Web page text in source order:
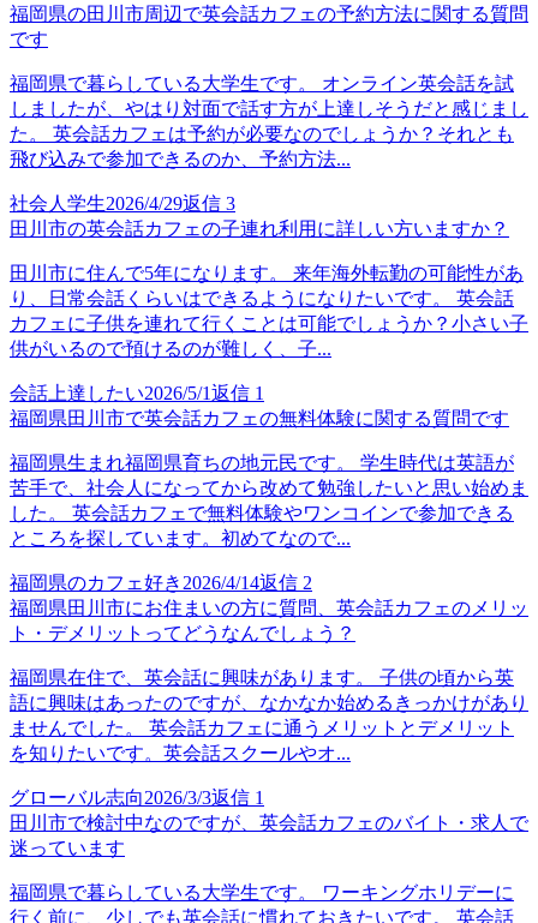
福岡県の田川市周辺で英会話カフェの予約方法に関する質問
です
福岡県で暮らしている大学生です。 オンライン英会話を試
しましたが、やはり対面で話す方が上達しそうだと感じまし
た。 英会話カフェは予約が必要なのでしょうか？それとも
飛び込みで参加できるのか、予約方法...
社会人学生2026/4/29返信 3
田川市の英会話カフェの子連れ利用に詳しい方いますか？
田川市に住んで5年になります。 来年海外転勤の可能性があ
り、日常会話くらいはできるようになりたいです。 英会話
カフェに子供を連れて行くことは可能でしょうか？小さい子
供がいるので預けるのが難しく、子...
会話上達したい2026/5/1返信 1
福岡県田川市で英会話カフェの無料体験に関する質問です
福岡県生まれ福岡県育ちの地元民です。 学生時代は英語が
苦手で、社会人になってから改めて勉強したいと思い始めま
した。 英会話カフェで無料体験やワンコインで参加できる
ところを探しています。初めてなので...
福岡県のカフェ好き 2026/4/14返信 2
福岡県田川市にお住まいの方に質問、英会話カフェのメリッ
ト・デメリットってどうなんでしょう？
福岡県在住で、英会話に興味があります。 子供の頃から英
語に興味はあったのですが、なかなか始めるきっかけがあり
ませんでした。 英会話カフェに通うメリットとデメリット
を知りたいです。英会話スクールやオ...
グローバル志向2026/3/3返信 1
田川市で検討中なのですが、英会話カフェのバイト・求人で
迷っています
福岡県で暮らしている大学生です。 ワーキングホリデーに
行く前に、少しでも英会話に慣れておきたいです。 英会話